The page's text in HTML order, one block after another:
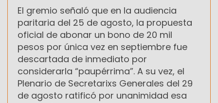
El gremio señaló que en la audiencia
paritaria del 25 de agosto, la propuesta
oficial de abonar un bono de 20 mil
pesos por única vez en septiembre fue
descartada de inmediato por
considerarla “paupérrima”. A su vez, el
Plenario de Secretarixs Generales del 29
de agosto ratificó por unanimidad esa